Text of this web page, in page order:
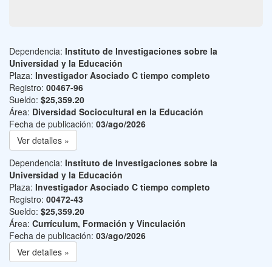
Dependencia: Instituto de Investigaciones sobre la
Universidad y la Educación
Plaza: Investigador Asociado C tiempo completo
Registro: 00467-96
Sueldo: $25,359.20
Área: Diversidad Sociocultural en la Educación
Fecha de publicación: 03/ago/2026
Ver detalles »
Dependencia: Instituto de Investigaciones sobre la
Universidad y la Educación
Plaza: Investigador Asociado C tiempo completo
Registro: 00472-43
Sueldo: $25,359.20
Área: Currículum, Formación y Vinculación
Fecha de publicación: 03/ago/2026
Ver detalles »